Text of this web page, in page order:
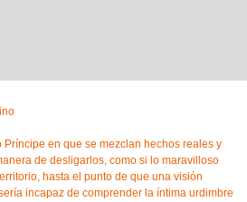
en que se mezclan hechos reales y
de desligarlos, como si lo maravilloso
hasta el punto de que una visión
incapaz de comprender la íntima urdimbre